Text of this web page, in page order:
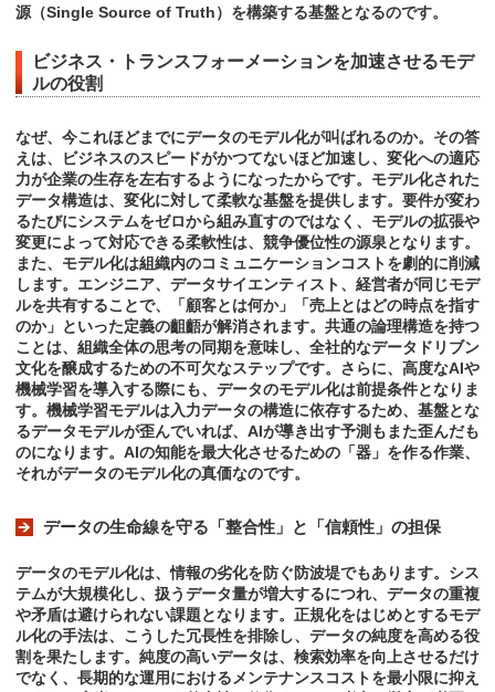
源（Single Source of Truth）を構築する基盤となるのです。
ビジネス・トランスフォーメーションを加速させるモデ
ルの役割
なぜ、今これほどまでにデータのモデル化が叫ばれるのか。その答
えは、ビジネスのスピードがかつてないほど加速し、変化への適応
力が企業の生存を左右するようになったからです。モデル化された
データ構造は、変化に対して柔軟な基盤を提供します。要件が変わ
るたびにシステムをゼロから組み直すのではなく、モデルの拡張や
変更によって対応できる柔軟性は、競争優位性の源泉となります。
また、モデル化は組織内のコミュニケーションコストを劇的に削減
します。エンジニア、データサイエンティスト、経営者が同じモデ
ルを共有することで、「顧客とは何か」「売上とはどの時点を指す
のか」といった定義の齟齬が解消されます。共通の論理構造を持つ
ことは、組織全体の思考の同期を意味し、全社的なデータドリブン
文化を醸成するための不可欠なステップです。さらに、高度なAIや
機械学習を導入する際にも、データのモデル化は前提条件となりま
す。機械学習モデルは入力データの構造に依存するため、基盤とな
るデータモデルが歪んでいれば、AIが導き出す予測もまた歪んだも
のになります。AIの知能を最大化させるための「器」を作る作業、
それがデータのモデル化の真価なのです。
データの生命線を守る「整合性」と「信頼性」の担保
データのモデル化は、情報の劣化を防ぐ防波堤でもあります。シス
テムが大規模化し、扱うデータ量が増大するにつれ、データの重複
や矛盾は避けられない課題となります。正規化をはじめとするモデ
ル化の手法は、こうした冗長性を排除し、データの純度を高める役
割を果たします。純度の高いデータは、検索効率を向上させるだけ
でなく、長期的な運用におけるメンテナンスコストを最小限に抑え